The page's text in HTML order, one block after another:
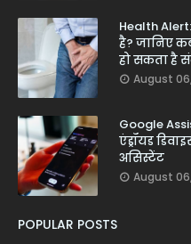
Health
है? जानिए
हो सकता है
August
Google
एंड्रॉयड
असिस्टेंट
August
POPULAR POSTS